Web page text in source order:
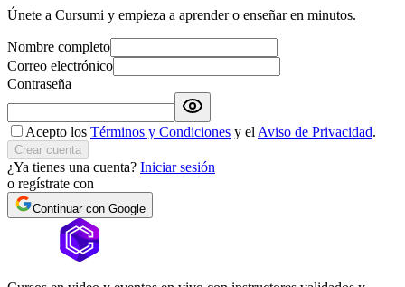
Únete a Cursumi y empieza a aprender o enseñar en minutos.
Nombre completo
Correo electrónico
Contraseña
Acepto los Términos y Condiciones y el Aviso de Privacidad.
Crear cuenta
¿Ya tienes una cuenta? Iniciar sesión
o regístrate con
Continuar con Google